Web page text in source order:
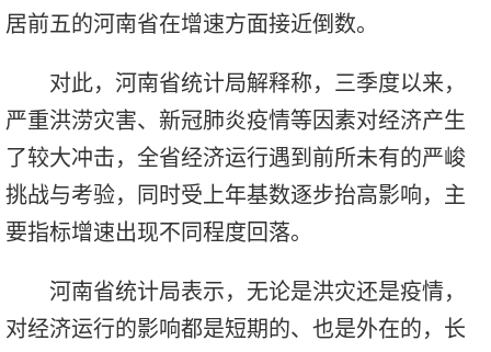
居前五的河南省在增速方面接近倒数。
对此，河南省统计局解释称，三季度以来，
严重洪涝灾害、新冠肺炎疫情等因素对经济产生
了较大冲击，全省经济运行遇到前所未有的严峻
挑战与考验，同时受上年基数逐步抬高影响，主
要指标增速出现不同程度回落。
河南省统计局表示，无论是洪灾还是疫情，
对经济运行的影响都是短期的、也是外在的，长